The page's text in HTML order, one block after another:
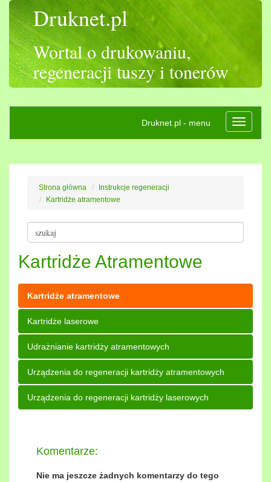
Druknet.pl
Wortal o drukowaniu,
regeneracji tuszy i tonerów
Rozwiń
Druknet.pl - menu
Strona główna
Instrukcje regeneracji
Kartridże atramentowe
Kartridże Atramentowe
Kartridże atramentowe
Kartridże laserowe
Udrażnianie kartridży atramentowych
Urządzenia do regeneracji kartridży atramentowych
Urządzenia do regeneracji kartridży laserowych
Komentarze:
Nie ma jeszcze żadnych komentarzy do tego